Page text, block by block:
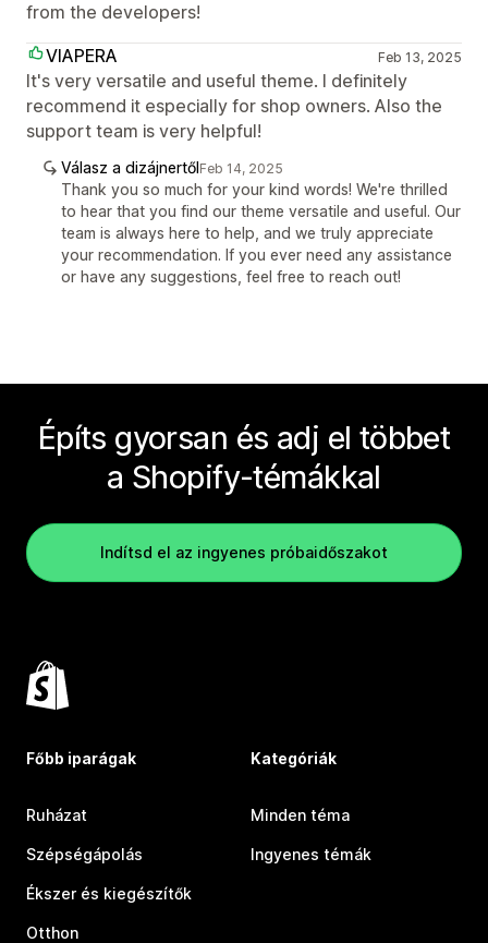
from the developers!
VIAPERA
Feb 13, 2025
It's very versatile and useful theme. I definitely
recommend it especially for shop owners. Also the
support team is very helpful!
Válasz a dizájnertőlFeb 14, 2025
Thank you so much for your kind words! We're thrilled
to hear that you find our theme versatile and useful. Our
team is always here to help, and we truly appreciate
your recommendation. If you ever need any assistance
or have any suggestions, feel free to reach out!
Építs gyorsan és adj el többet
a Shopify-témákkal
Indítsd el az ingyenes próbaidőszakot
Főbb iparágak
Ruházat
Szépségápolás
Ékszer és kiegészítők
Otthon
Kategóriák
Minden téma
Ingyenes témák